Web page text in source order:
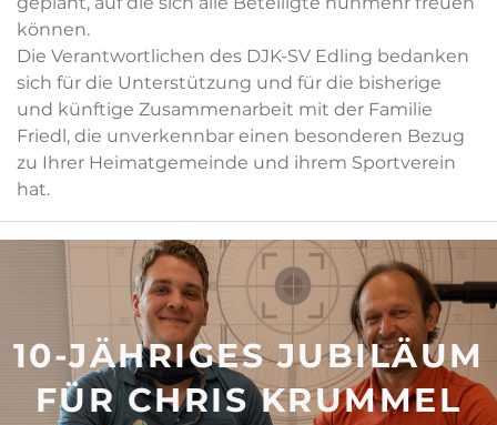
können.
Die Verantwortlichen des DJK-SV Edling bedanken
sich für die Unterstützung und für die bisherige
und künftige Zusammenarbeit mit der Familie
Friedl, die unverkennbar einen besonderen Bezug
zu Ihrer Heimatgemeinde und ihrem Sportverein
hat.
10-JÄHRIGES JUBILÄUM
FÜR CHRIS KRUMMEL